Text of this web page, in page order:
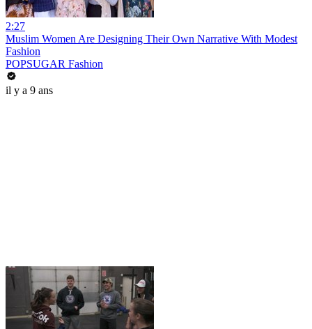
2:27
Muslim Women Are Designing Their Own Narrative With Modest
Fashion
POPSUGAR Fashion
il y a 9 ans